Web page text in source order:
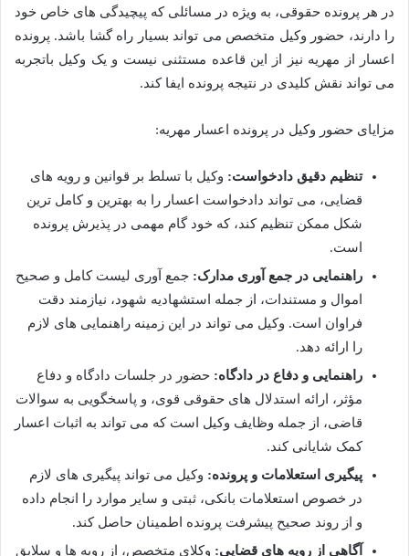
در هر پرونده حقوقی، به ویژه در مسائلی که پیچیدگی های خاص خود
را دارند، حضور وکیل متخصص می تواند بسیار راه گشا باشد. پرونده
اعسار از مهریه نیز از این قاعده مستثنی نیست و یک وکیل باتجربه
می تواند نقش کلیدی در نتیجه پرونده ایفا کند.
مزایای حضور وکیل در پرونده اعسار مهریه:
تنظیم دقیق دادخواست: وکیل با تسلط بر قوانین و رویه های
قضایی، می تواند دادخواست اعسار را به بهترین و کامل ترین
شکل ممکن تنظیم کند، که خود گام مهمی در پذیرش پرونده
است.
راهنمایی در جمع آوری مدارک: جمع آوری لیست کامل و صحیح
اموال و مستندات، از جمله استشهادیه شهود، نیازمند دقت
فراوان است. وکیل می تواند در این زمینه راهنمایی های لازم
را ارائه دهد.
راهنمایی و دفاع در دادگاه: حضور در جلسات دادگاه و دفاع
مؤثر، ارائه استدلال های حقوقی قوی، و پاسخگویی به سوالات
قاضی، از جمله وظایف وکیل است که می تواند به اثبات اعسار
کمک شایانی کند.
پیگیری استعلامات و پرونده: وکیل می تواند پیگیری های لازم
در خصوص استعلامات بانکی، ثبتی و سایر موارد را انجام داده
و از روند صحیح پیشرفت پرونده اطمینان حاصل کند.
آگاهی از رویه های قضایی: وکلای متخصص، از رویه ها و سلایق